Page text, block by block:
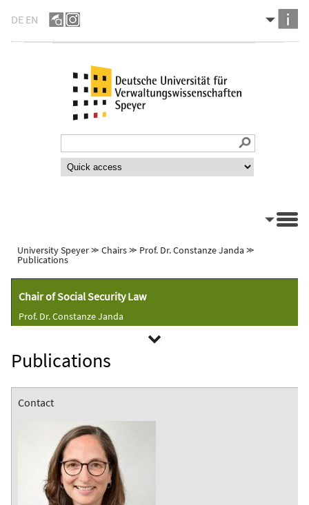
DE EN
University Speyer⪼ Chairs⪼ Prof. Dr. Constanze Janda ⪼
Publications
Chair of Social Security Law
Prof. Dr. Constanze Janda
Publications
Contact